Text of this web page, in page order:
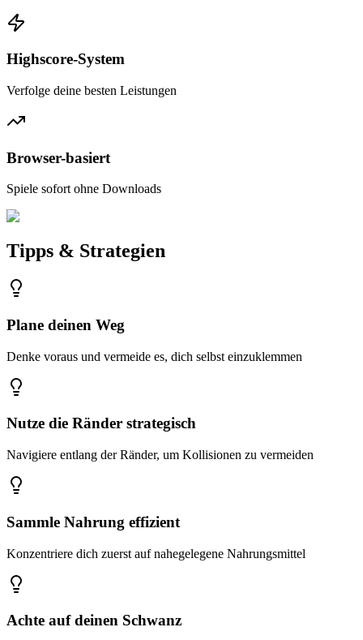
Highscore-System
Verfolge deine besten Leistungen
Browser-basiert
Spiele sofort ohne Downloads
Tipps & Strategien
Plane deinen Weg
Denke voraus und vermeide es, dich selbst einzuklemmen
Nutze die Ränder strategisch
Navigiere entlang der Ränder, um Kollisionen zu vermeiden
Sammle Nahrung effizient
Konzentriere dich zuerst auf nahegelegene Nahrungsmittel
Achte auf deinen Schwanz